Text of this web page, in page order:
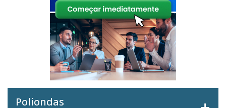
Poliondas